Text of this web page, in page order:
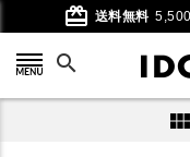
card_giftcard 送料無料
search
view_module